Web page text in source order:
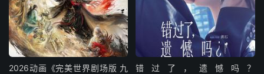
2026动画《完美世界剧场版 九
错过了，遗憾吗？